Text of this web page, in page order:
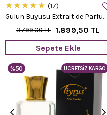
Gülün Büyüsü Extrait de Parfüm 50 ml.
★★★★★ 17
1.899,50 TL
3.799,00 TL
Sepete Ekle
%50 ÜCRETSIZ KARGO